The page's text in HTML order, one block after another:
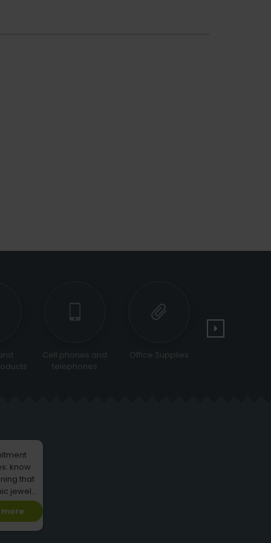
Cell phones and
telephones
Office Supplies
know
that
jewel